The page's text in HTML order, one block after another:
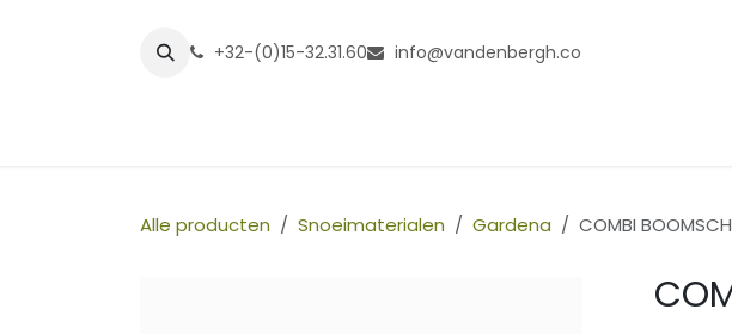
+32-(0)15-32.31.60 info@vandenbergh.co
Alle producten Snoeimaterialen Gardena COMBI